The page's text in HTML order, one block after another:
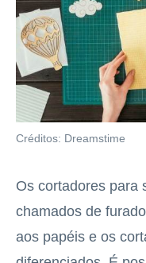
Créditos: Dreamstime
Os cortadores para
chamados de
aos papéis e os